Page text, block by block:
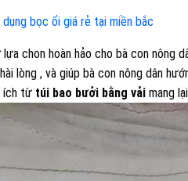
bọc ổi giá rẻ tại miền bắc
chon hoàn hảo cho bà con nông
lòng , và giúp bà con nông dân
ích từ túi bao bưởi bằng vải mang